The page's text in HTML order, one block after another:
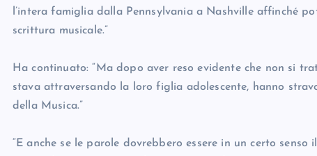
l’intera famiglia dalla Pennsylvania a Nashville affinché
scrittura musicale.”
Ha continuato: “Ma dopo aver reso evidente che non si
stava attraversando la loro figlia adolescente, hanno
della Musica.”
“E anche se le parole dovrebbero essere in un certo